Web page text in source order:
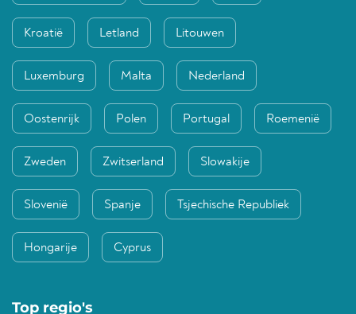
Kroatië Letland Litouwen
Luxemburg Malta Nederland
Oostenrijk Polen Portugal Roemenië
Zweden Zwitserland Slowakije
Slovenië Spanje Tsjechische Republiek
Hongarije Cyprus
Top regio's